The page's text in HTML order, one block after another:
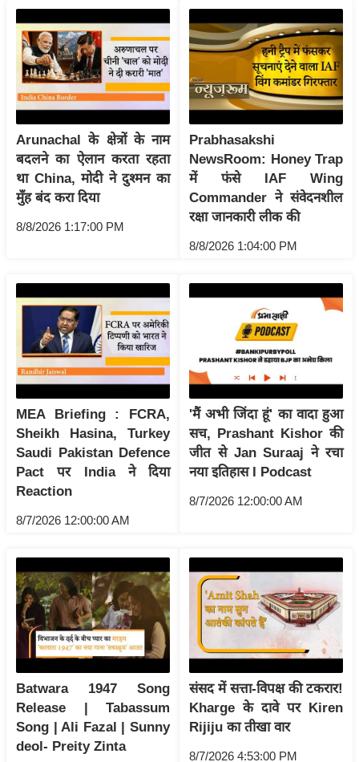
व
र्ल्ड
न्यू
ज
ब्री
फ
म
नो
रं
ज
ग
ली
वु
ड
हॉ
ली
वु
ड
फि
स
मी
क्षा
B
r
a
k
i
n
Arunachal के क्षेत्रों के नाम
बदलने का ऐलान करता रहता
था China, मोदी ने दुश्मन का
मुँह बंद करा दिया
8/8/2026 1:17:00 PM
Prabhasakshi
NewsRoom: Honey Trap
में फंसे IAF Wing
Commander ने संवेदनशील
रक्षा जानकारी लीक की
8/8/2026 1:04:00 PM
MEA Briefing : FCRA,
Sheikh Hasina, Turkey
Saudi Pakistan Defence
Pact पर India ने दिया
Reaction
8/7/2026 12:00:00 AM
'मैं अभी जिंदा हूं' का वादा हुआ
सच, Prashant Kishor की
जीत से Jan Suraaj ने रचा
नया इतिहास I Podcast
8/7/2026 12:00:00 AM
Batwara 1947 Song
Release | Tabassum
Song | Ali Fazal | Sunny
deol- Preity Zinta
संसद में सत्ता-विपक्ष की टकरार!
Kharge के दावे पर Kiren
Rijiju का तीखा वार
8/7/2026 4:53:00 PM